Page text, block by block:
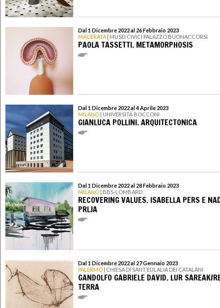
Dal 1 Dicembre 2022 al 26 Febbraio 2023
MACERATA | MUSEI CIVICI PALAZZO BUONACCORSI
PAOLA TASSETTI. METAMORPHOSIS
Dal 1 Dicembre 2022 al 4 Aprile 2023
MILANO | UNIVERSITÀ BOCCONI
GIANLUCA POLLINI. ARQUITECTONICA
Dal 1 Dicembre 2022 al 28 Febbraio 2023
MILANO | BBS-LOMBARD
RECOVERING VALUES. ISABELLA PERS E
PRLJA
Dal 1 Dicembre 2022 al 27 Gennaio 2023
PALERMO | CHIESA DI SANT’EULALIA DEI CATALANI
GANDOLFO GABRIELE DAVID. LUR SAREAK/
TERRA